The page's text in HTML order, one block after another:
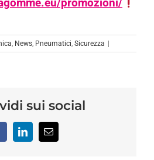
promozioni/
, News, Pneumatici, Sicurezza
sui social
FacebookLinkedInEmail